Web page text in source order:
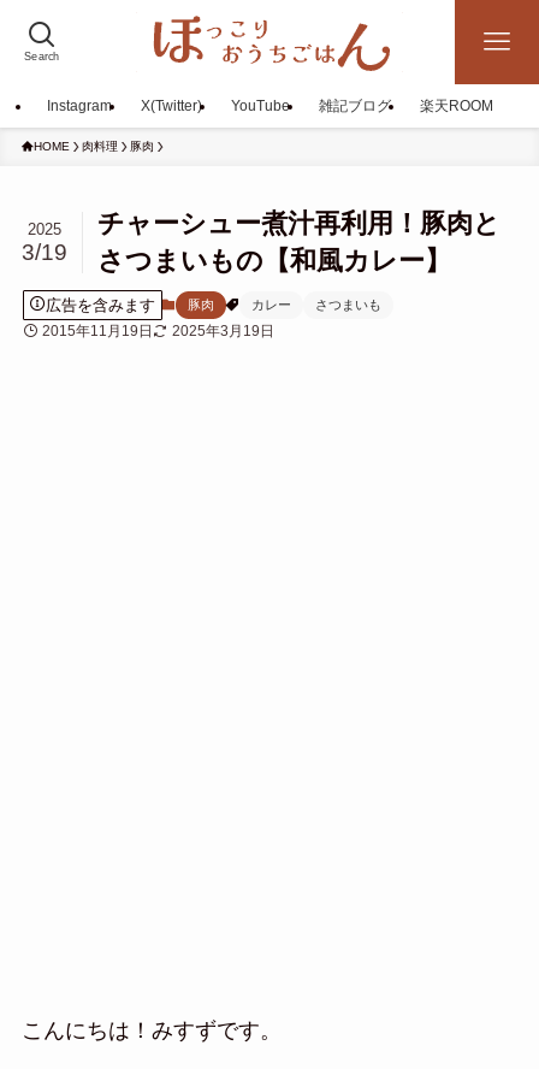
Search
Instagram X(Twitter) YouTube 雑記ブログ 楽天ROOM
HOME 肉料理 豚肉
チャーシュー煮汁再利用！豚肉と
さつまいもの【和風カレー】
2025
3/19
広告を含みます 豚肉 カレー さつまいも
2015年11月19日 2025年3月19日
こんにちは！みすずです。